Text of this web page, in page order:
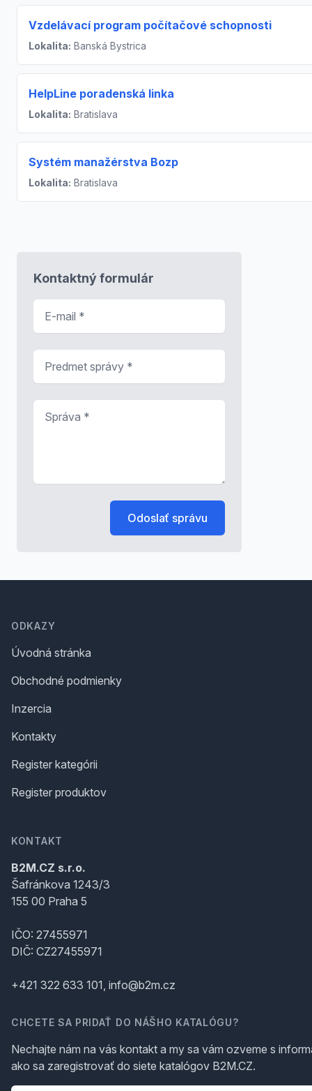
Vzdelávací program počítačové schopnosti
Lokalita: Banská Bystrica
HelpLine poradenská linka
Lokalita: Bratislava
Systém manažérstva Bozp
Lokalita: Bratislava
Kontaktný formulár
Odoslať správu
ODKAZY
Úvodná stránka
Obchodné podmienky
Inzercia
Kontakty
Register kategórii
Register produktov
KONTAKT
B2M.CZ s.r.o.
Šafránkova 1243/3
155 00 Praha 5
IČO: 27455971
DIČ: CZ27455971
+421 322 633 101, info@b2m.cz
CHCETE SA PRIDAŤ DO NÁŠHO KATALÓGU?
Nechajte nám na vás kontakt a my sa vám ozveme s
ako sa zaregistrovať do siete katalógov B2M.CZ.